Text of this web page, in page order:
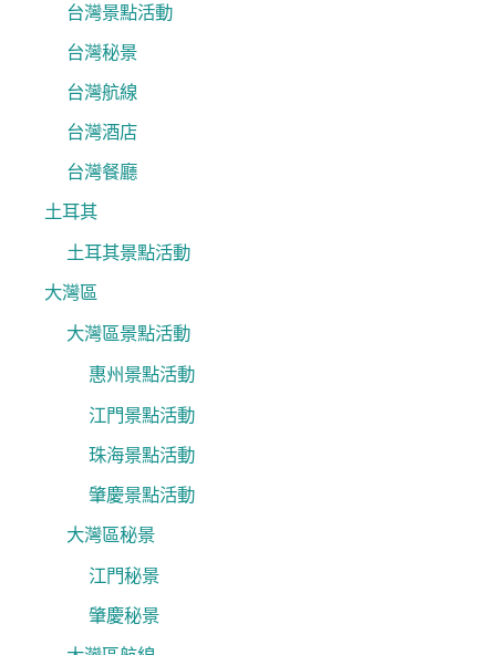
台灣景點活動
台灣秘景
台灣航線
台灣酒店
台灣餐廳
土耳其
土耳其景點活動
大灣區
大灣區景點活動
惠州景點活動
江門景點活動
珠海景點活動
肇慶景點活動
大灣區秘景
江門秘景
肇慶秘景